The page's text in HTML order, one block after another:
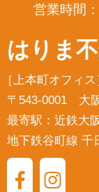
弊社は、ユー
などを希望さ
6. ポリシー
弊社は、ユー
については、
の内容を見直
営業時間
はりま
［上本町オフィス
〒543-0001 大
最寄駅：近鉄大
地下鉄谷町線 千